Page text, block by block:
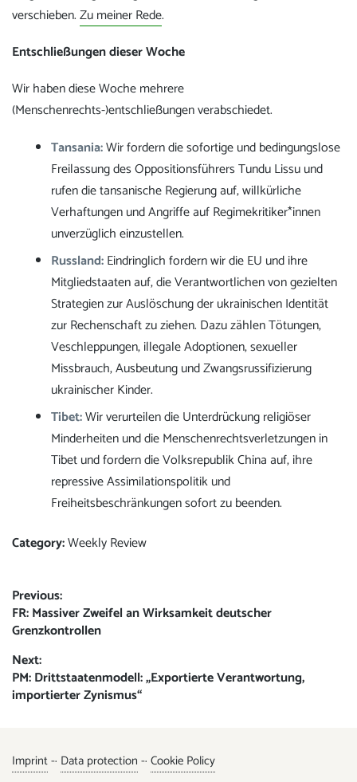
verschieben.Zu meiner Rede.
Entschließungen dieser Woche
Wir haben diese Woche mehrere
(Menschenrechts-)entschließungen verabschiedet.
Tansania:Wir fordern die sofortige und bedingungslose
Freilassung des Oppositionsführers Tundu Lissu und
rufen die tansanische Regierung auf, willkürliche
Verhaftungen und Angriffe auf Regimekritiker*innen
unverzüglich einzustellen.
Russland:Eindringlich fordern wir die EU und ihre
Mitgliedstaaten auf, die Verantwortlichen von gezielten
Strategien zur Auslöschung der ukrainischen Identität
zur Rechenschaft zu ziehen. Dazu zählen Tötungen,
Veschleppungen, illegale Adoptionen, sexueller
Missbrauch, Ausbeutung und Zwangsrussifizierung
ukrainischer Kinder.
Tibet:Wir verurteilen die Unterdrückung religiöser
Minderheiten und die Menschenrechtsverletzungen in
Tibet und fordern die Volksrepublik China auf, ihre
repressive Assimilationspolitik und
Freiheitsbeschränkungen sofort zu beenden.
Category:Weekly Review
Post
navigation
Previous:
Previous
post:
FR: Massiver Zweifel an Wirksamkeit deutscher
Grenzkontrollen
Next:
Next
post:
PM: Drittstaatenmodell: „Exportierte Verantwortung,
importierter Zynismus“
Imprint-· Data protection -· Cookie Policy